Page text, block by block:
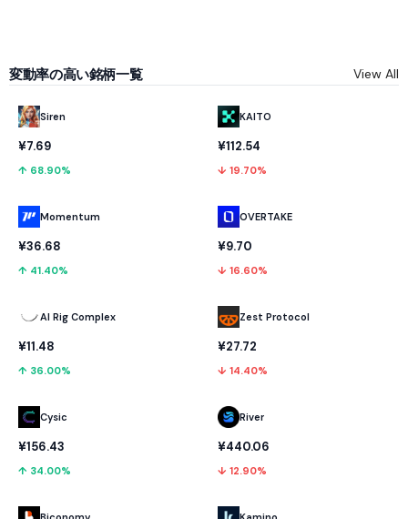
変動率の高い銘柄一覧 View All
Siren
¥7.69
↑ 68.90%
Momentum
¥36.68
↑ 41.40%
AI Rig Complex
¥11.48
↑ 36.00%
Cysic
¥156.43
↑ 34.00%
KAITO
¥112.54
↓ 19.70%
OVERTAKE
¥9.70
↓ 16.60%
Zest Protocol
¥27.72
↓ 14.40%
River
¥440.06
↓ 12.90%